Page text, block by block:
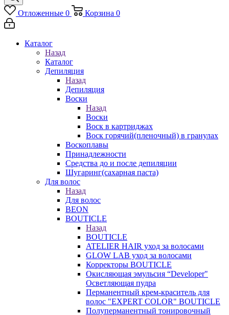
Отложенные 0 Корзина 0
Каталог
Назад
Каталог
Депиляция
Назад
Депиляция
Воски
Назад
Воски
Воск в картриджах
Воск горячий(пленочный) в гранулах
Воскоплавы
Принадлежности
Средства до и после депиляции
Шугаринг(сахарная паста)
Для волос
Назад
Для волос
BEON
BOUTICLE
Назад
BOUTICLE
ATELIER HAIR уход за волосами
GLOW LAB уход за волосами
Корректоры BOUTICLE
Окисляющая эмульсия “Developer"
Осветляющая пудра
Перманентный крем-краситель для
волос "EXPERT COLOR" BOUTICLE
Полуперманентный тонировочный